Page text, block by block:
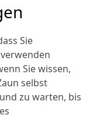
Sie
Sie wissen,
selbst
zu warten, bis